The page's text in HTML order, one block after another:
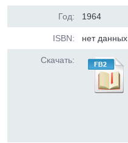
Год: 1964
ISBN: нет данных
Скачать: